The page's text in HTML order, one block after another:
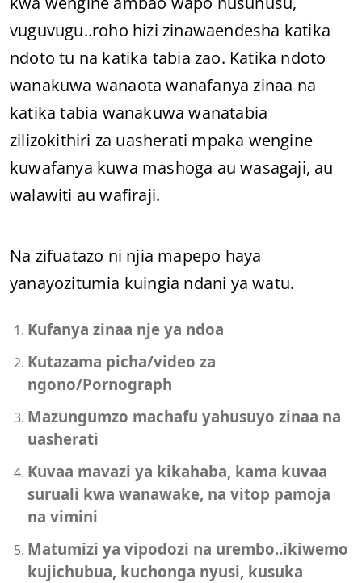
vuguvugu..roho hizi zinawaendesha katika
ndoto tu na katika tabia zao. Katika ndoto
wanakuwa wanaota wanafanya zinaa na
katika tabia wanakuwa wanatabia
zilizokithiri za uasherati mpaka wengine
kuwafanya kuwa mashoga au wasagaji, au
walawiti au wafiraji.
Na zifuatazo ni njia mapepo haya
yanayozitumia kuingia ndani ya watu.
Kufanya zinaa nje ya ndoa
Kutazama picha/video za
ngono/Pornograph
Mazungumzo machafu yahusuyo zinaa na
uasherati
Kuvaa mavazi ya kikahaba, kama kuvaa
suruali kwa wanawake, na vitop pamoja
na vimini
Matumizi ya vipodozi na urembo..ikiwemo
kujichubua, kuchonga nyusi, kusuka